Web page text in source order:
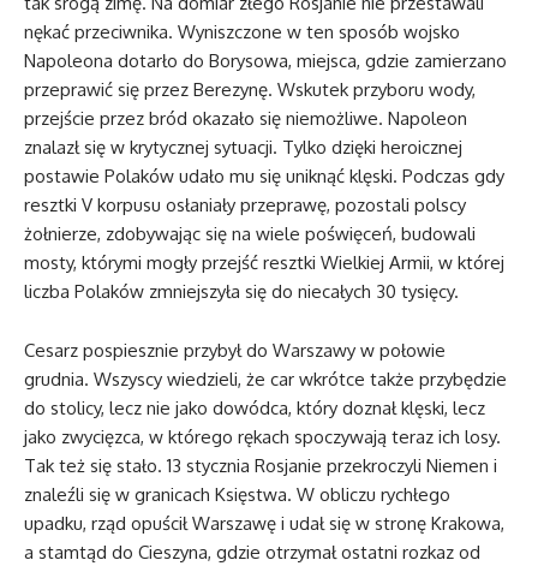
nękać przeciwnika. Wyniszczone w ten sposób wojsko
Napoleona dotarło do Borysowa, miejsca, gdzie zamierzano
przeprawić się przez Berezynę. Wskutek przyboru wody,
przejście przez bród okazało się niemożliwe. Napoleon
znalazł się w krytycznej sytuacji. Tylko dzięki heroicznej
postawie Polaków udało mu się uniknąć klęski. Podczas gdy
resztki V korpusu osłaniały przeprawę, pozostali polscy
żołnierze, zdobywając się na wiele poświęceń, budowali
mosty, którymi mogły przejść resztki Wielkiej Armii, w której
liczba Polaków zmniejszyła się do niecałych 30 tysięcy.
Cesarz pospiesznie przybył do Warszawy w połowie
grudnia. Wszyscy wiedzieli, że car wkrótce także przybędzie
do stolicy, lecz nie jako dowódca, który doznał klęski, lecz
jako zwycięzca, w którego rękach spoczywają teraz ich losy.
Tak też się stało. 13 stycznia Rosjanie przekroczyli Niemen i
znaleźli się w granicach Księstwa. W obliczu rychłego
upadku, rząd opuścił Warszawę i udał się w stronę Krakowa,
a stamtąd do Cieszyna, gdzie otrzymał ostatni rozkaz od